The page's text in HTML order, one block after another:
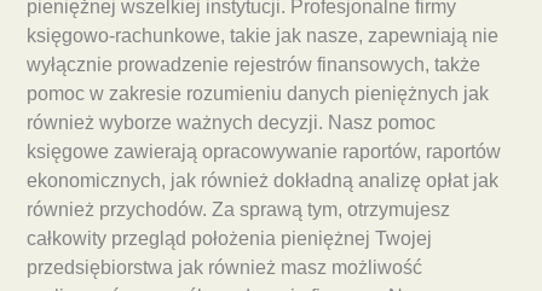
pieniężnej wszelkiej instytucji. Profesjonalne firmy
księgowo-rachunkowe, takie jak nasze, zapewniają nie
wyłącznie prowadzenie rejestrów finansowych, także
pomoc w zakresie rozumieniu danych pieniężnych jak
również wyborze ważnych decyzji. Nasz pomoc
księgowe zawierają opracowywanie raportów, raportów
ekonomicznych, jak również dokładną analizę opłat jak
również przychodów. Za sprawą tym, otrzymujesz
całkowity przegląd położenia pieniężnej Twojej
przedsiębiorstwa jak również masz możliwość